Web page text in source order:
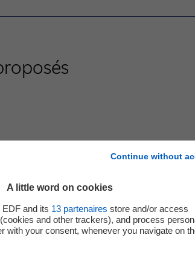
Showroom de l'ingénierie
A partir de 16 ans
Continue without
A little word on cookies
and its 13 partenaires store and/or access
and other trackers), and process
with your consent, whenever you navigate on